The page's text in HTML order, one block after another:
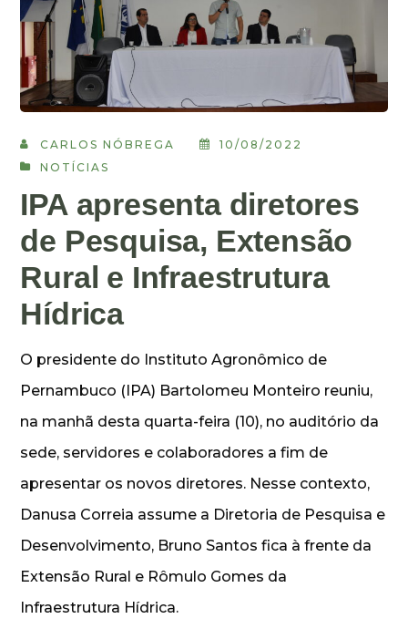
CARLOS NÓBREGA
10/08/2022
NOTÍCIAS
IPA apresenta diretores
de Pesquisa, Extensão
Rural e Infraestrutura
Hídrica
O presidente do Instituto Agronômico de
Pernambuco (IPA) Bartolomeu Monteiro reuniu,
na manhã desta quarta-feira (10), no auditório da
sede, servidores e colaboradores a fim de
apresentar os novos diretores. Nesse contexto,
Danusa Correia assume a Diretoria de Pesquisa e
Desenvolvimento, Bruno Santos fica à frente da
Extensão Rural e Rômulo Gomes da
Infraestrutura Hídrica.